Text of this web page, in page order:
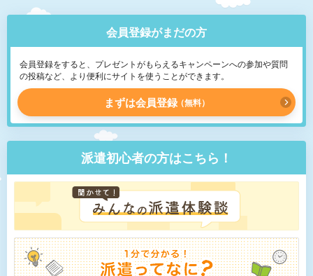
会員登録がまだの方
会員登録をすると、プレゼントがもらえるキャンペーンへの参加や質問
の投稿など、より便利にサイトを使うことができます。
まずは会員登録 無料
派遣初心者の方はこちら！